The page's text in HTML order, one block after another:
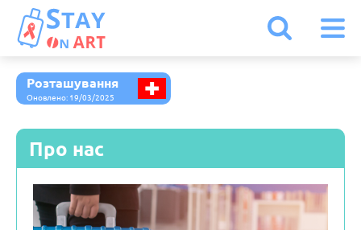
Розташування
Оновлено: 19/03/2025
Про нас
Іспанія
Італія
Австрія